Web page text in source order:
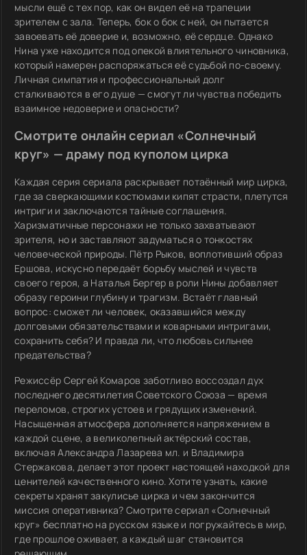
мысли ещё с тех пор, как он видел её на трапеции
зрителем с зала. Теперь, бок о бок с ней, он пытается
завоевать её доверие и, возможно, её сердце. Однако
Нина уже находится под опекой влиятельного чиновника,
который намерен распоряжаться её судьбой по-своему.
Личная симпатия и профессиональный долг
сталкиваются в его душе — смогут ли чувства победить
взаимное недоверие и опасности?
Смотрите онлайн сериал «Солнечный
круг» — драму под куполом цирка
Каждая серия сериала раскрывает потаённый мир цирка,
где за сверкающими костюмами кипят страсти, плетутся
интриги и заключаются тайные соглашения.
Харизматичные персонажи не только захватывают
зрителя, но и заставляют задуматься о тонкостях
человеческой природы. Пётр Рыков, воплотивший образ
Ершова, искусно передаёт борьбу мыслей и чувств
своего героя, а Наталья Бергер в роли Нины добавляет
образу героини глубину и трагизм. Встаёт главный
вопрос: сможет ли человек, оказавшийся между
долговыми обязательствами и коварными интригами,
сохранить себя? И правда ли, что любовь сильнее
предательства?
Режиссёр Сергей Комаров заботливо воссоздал дух
последнего десятилетия Советского Союза — время
переломов, строгих устоев и грядущих изменений.
Насыщенная атмосфера дополняется напряжением в
каждой сцене, а великолепный актёрский состав,
включая Александра Лазарева мл. и Владимира
Стержакова, делает этот проект настоящей находкой для
ценителей качественного кино. Хотите узнать, какие
секреты хранят закулисье цирка и чем закончится
миссия оперативника? Смотрите сериал «Солнечный
круг» бесплатно на русском языке и погружайтесь в мир,
где прошлое оживает, а каждый шаг становится